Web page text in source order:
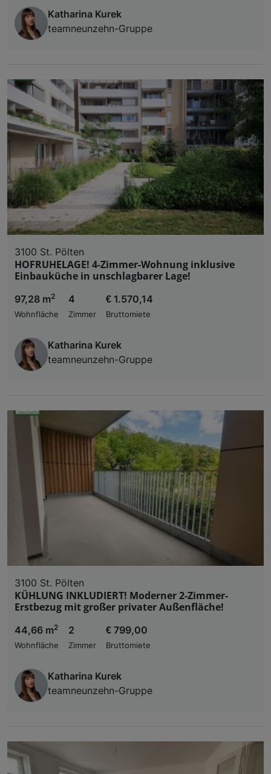
Katharina Kurek
teamneunzehn-Gruppe
3100 St. Pölten
HOFRUHELAGE! 4-Zimmer-Wohnung inklusive
Einbauküche in unschlagbarer Lage!
97,28 m2
Wohnfläche
4
Zimmer
€ 1.570,14
Bruttomiete
Katharina Kurek
teamneunzehn-Gruppe
3100 St. Pölten
KÜHLUNG INKLUDIERT! Moderner 2-Zimmer-
Erstbezug mit großer privater Außenfläche!
44,66 m2
Wohnfläche
2
Zimmer
€ 799,00
Bruttomiete
Katharina Kurek
teamneunzehn-Gruppe